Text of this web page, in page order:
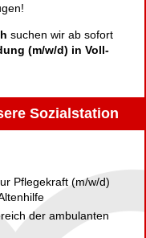
suchen wir ab sofort
(m/w/d) in Voll-
Sozialstation
Pflegekraft (m/w/d)
der ambulanten